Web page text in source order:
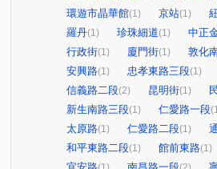
環遊市晶華館(1) 京站(1)
羅丹(1) 珍珠細道(1) 中正
行政街(1) 廈門街(1) 敦化
安興路(1) 忠孝東路三段(1)
信義路二段(2) 昆明街(1)
新生南路三段(1) 仁愛路一段
太原路(1) 仁愛路二段(1)
和平東路二段(1) 館前東路(1)